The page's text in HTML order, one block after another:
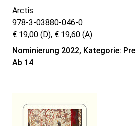
Arctis
978-3-03880-046-0
€ 19,00 (D), € 19,60 (A)
Nominierung 2022, Kategorie:
Ab 14